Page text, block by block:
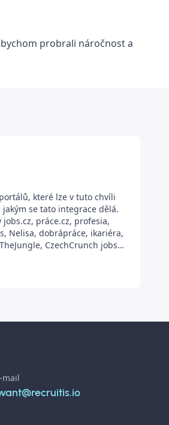
probrali náročnost a
které lze v tuto chvíli
se tato integrace dělá.
práce.cz, profesia,
Nelisa, dobrápráce, ikariéra,
CzechCrunch jobs,
mail